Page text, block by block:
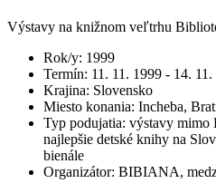
Výstavy na knižnom veľtrhu
Rok/y: 1999
Termín: 11. 11. 1999 - 14.
Krajina: Slovensko
Miesto konania: Incheba,
Typ podujatia: výstavy mimo
najlepšie detské knihy na
bienále
Organizátor: BIBIANA,